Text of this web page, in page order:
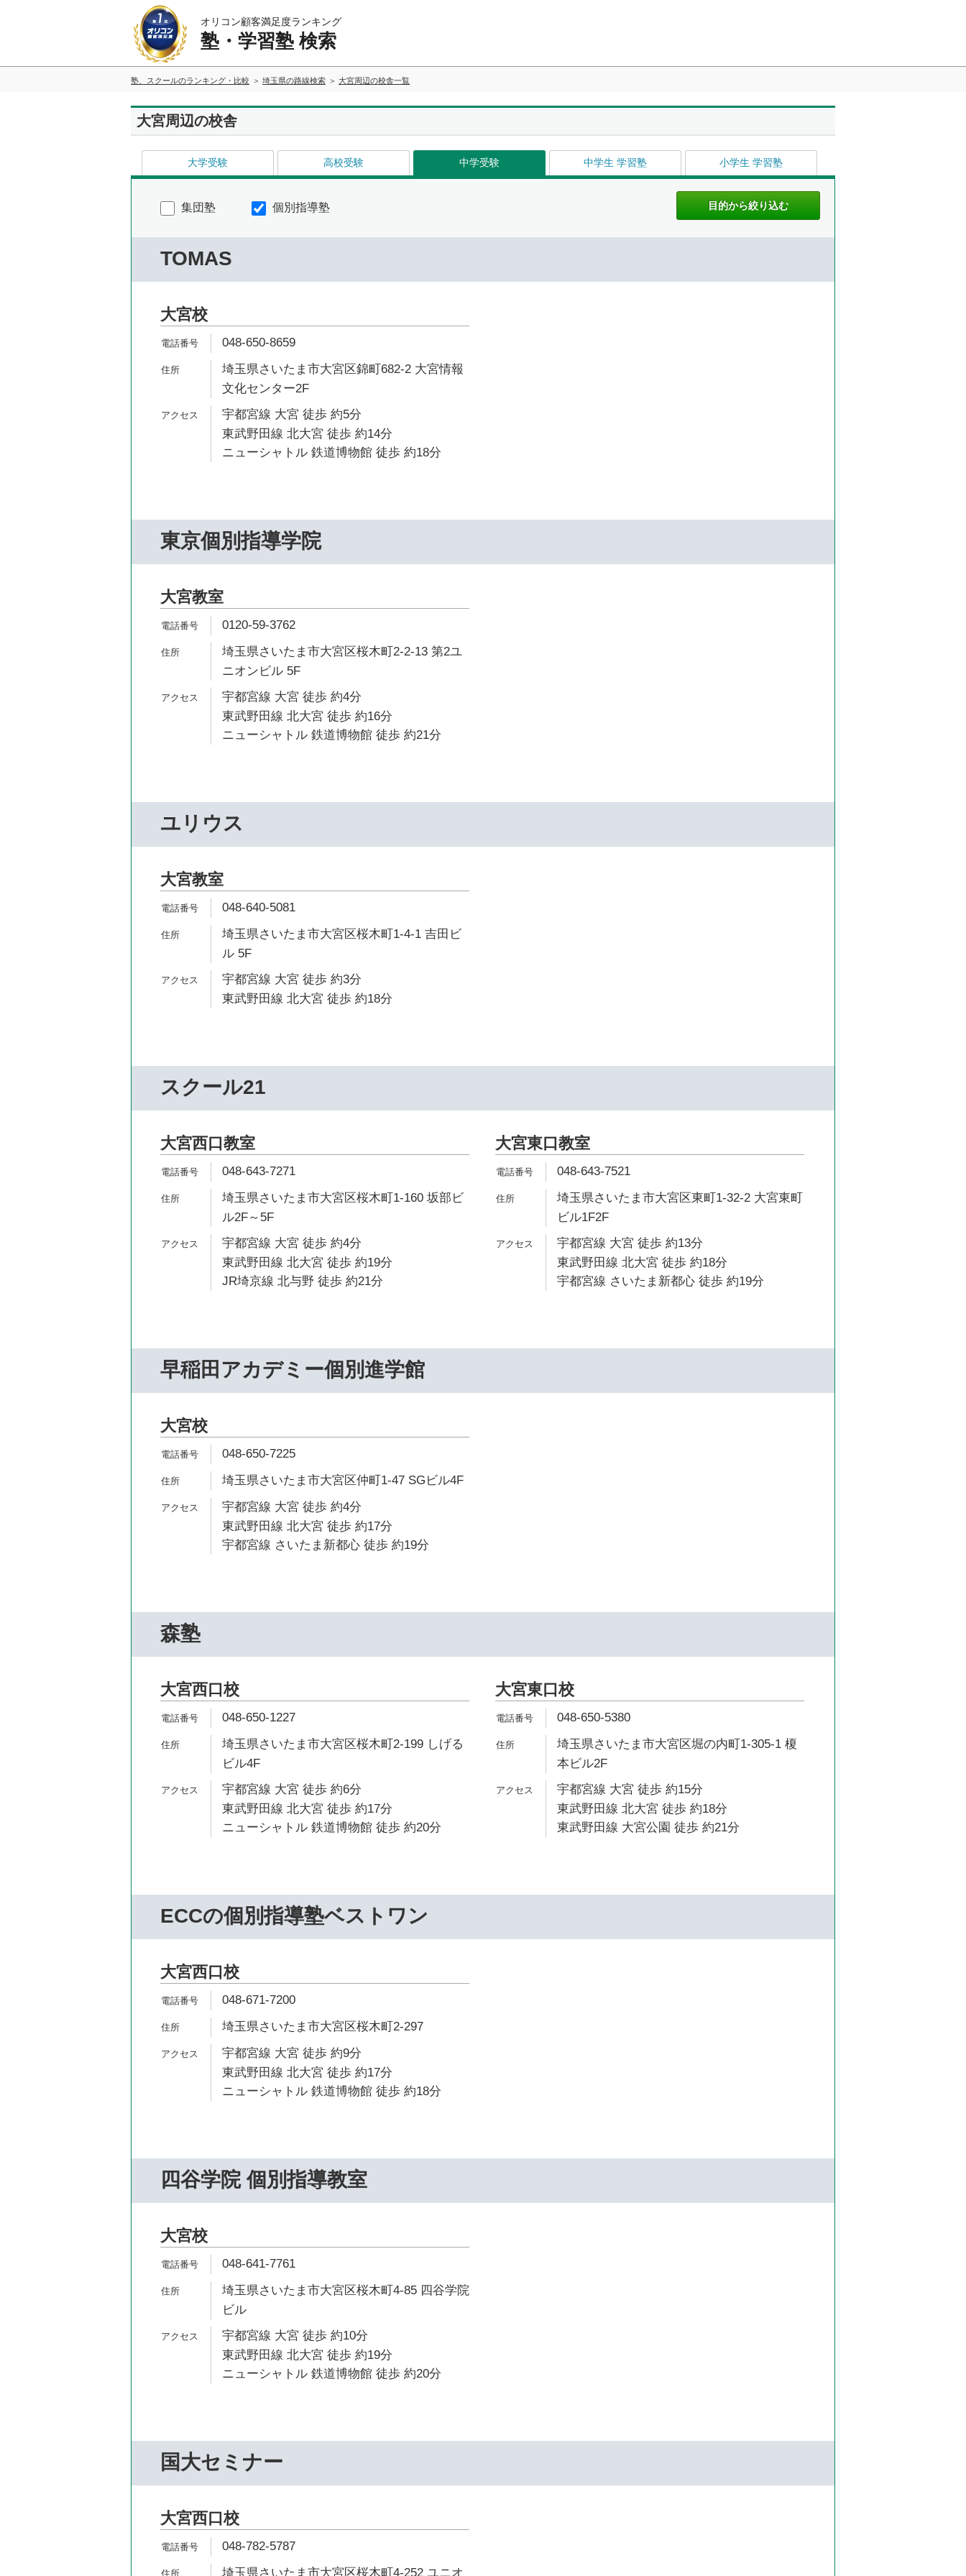
オリコン顧客満足度ランキング
塾・学習塾 検索
塾、スクールのランキング・比較 埼玉県の路線検索 大宮周辺の校舎一覧
大宮周辺の校舎
大学受験 高校受験 中学受験 中学生 学習塾 小学生 学習塾
集団塾 個別指導塾
TOMAS
大宮校
048-650-8659
埼玉県さいたま市大宮区錦町682-2 大宮情報
文化センター2F
宇都宮線 大宮 徒歩 約5分
東武野田線 北大宮 徒歩 約14分
ニューシャトル 鉄道博物館 徒歩 約18分
東京個別指導学院
大宮教室
0120-59-3762
埼玉県さいたま市大宮区桜木町2-2-13 第2ユ
ニオンビル 5F
宇都宮線 大宮 徒歩 約4分
東武野田線 北大宮 徒歩 約16分
ニューシャトル 鉄道博物館 徒歩 約21分
ユリウス
大宮教室
048-640-5081
埼玉県さいたま市大宮区桜木町1-4-1 吉田ビ
ル 5F
宇都宮線 大宮 徒歩 約3分
東武野田線 北大宮 徒歩 約18分
スクール21
大宮西口教室
048-643-7271
埼玉県さいたま市大宮区桜木町1-160 坂部ビ
ル2F～5F
宇都宮線 大宮 徒歩 約4分
東武野田線 北大宮 徒歩 約19分
JR埼京線 北与野 徒歩 約21分
大宮東口教室
048-643-7521
埼玉県さいたま市大宮区東町1-32-2 大宮東町
ビル1F2F
宇都宮線 大宮 徒歩 約13分
東武野田線 北大宮 徒歩 約18分
宇都宮線 さいたま新都心 徒歩 約19分
早稲田アカデミー個別進学館
大宮校
048-650-7225
埼玉県さいたま市大宮区仲町1-47 SGビル4F
宇都宮線 大宮 徒歩 約4分
東武野田線 北大宮 徒歩 約17分
宇都宮線 さいたま新都心 徒歩 約19分
森塾
大宮西口校
048-650-1227
埼玉県さいたま市大宮区桜木町2-199 しげる
ビル4F
宇都宮線 大宮 徒歩 約6分
東武野田線 北大宮 徒歩 約17分
ニューシャトル 鉄道博物館 徒歩 約20分
大宮東口校
048-650-5380
埼玉県さいたま市大宮区堀の内町1-305-1 榎
本ビル2F
宇都宮線 大宮 徒歩 約15分
東武野田線 北大宮 徒歩 約18分
東武野田線 大宮公園 徒歩 約21分
ECCの個別指導塾ベストワン
大宮西口校
048-671-7200
埼玉県さいたま市大宮区桜木町2-297
宇都宮線 大宮 徒歩 約9分
東武野田線 北大宮 徒歩 約17分
ニューシャトル 鉄道博物館 徒歩 約18分
四谷学院 個別指導教室
大宮校
048-641-7761
埼玉県さいたま市大宮区桜木町4-85 四谷学院
ビル
宇都宮線 大宮 徒歩 約10分
東武野田線 北大宮 徒歩 約19分
ニューシャトル 鉄道博物館 徒歩 約20分
国大セミナー
大宮西口校
048-782-5787
埼玉県さいたま市大宮区桜木町4-252 ユニオ